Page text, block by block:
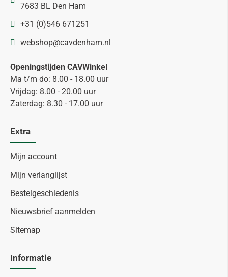
7683 BL Den Ham
+31 (0)546 671251
webshop@cavdenham.nl
Openingstijden CAVWinkel
Ma t/m do: 8.00 - 18.00 uur
Vrijdag: 8.00 - 20.00 uur
Zaterdag: 8.30 - 17.00 uur
Extra
Mijn account
Mijn verlanglijst
Bestelgeschiedenis
Nieuwsbrief aanmelden
Sitemap
Informatie